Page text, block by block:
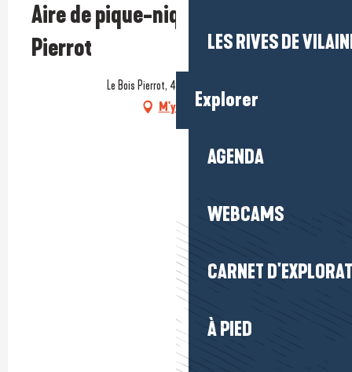
LES RIVES DE
Explorer
AGENDA
WEBCAMS
CARNET
À PIED
Aire de pique-nique du Bois
Pierrot
Le Bois Pierrot, 44350 Saint-Molf
M'y rendre